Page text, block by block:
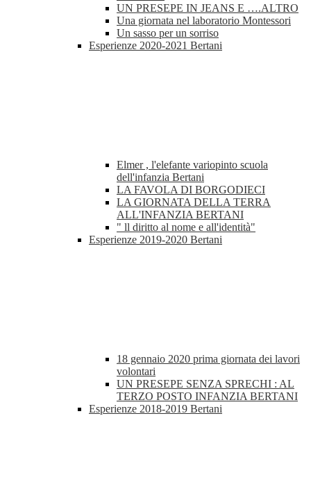
UN PRESEPE IN JEANS E ….ALTRO
Una giornata nel laboratorio Montessori
Un sasso per un sorriso
Esperienze 2020-2021 Bertani
Elmer , l'elefante variopinto scuola
dell'infanzia Bertani
LA FAVOLA DI BORGODIECI
LA GIORNATA DELLA TERRA
ALL'INFANZIA BERTANI
" ll diritto al nome e all'identità"
Esperienze 2019-2020 Bertani
18 gennaio 2020 prima giornata dei lavori
volontari
UN PRESEPE SENZA SPRECHI : AL
TERZO POSTO INFANZIA BERTANI
Esperienze 2018-2019 Bertani